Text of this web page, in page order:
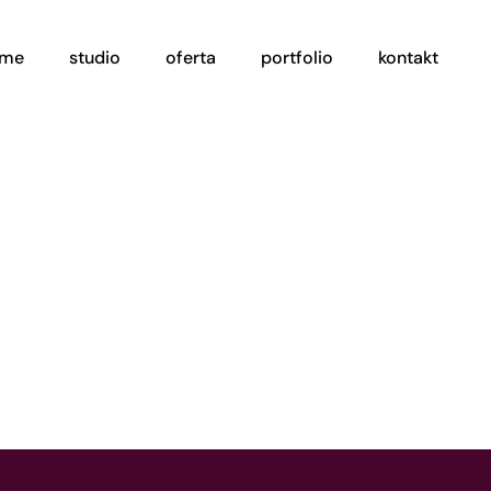
studio oferta portfolio kontakt